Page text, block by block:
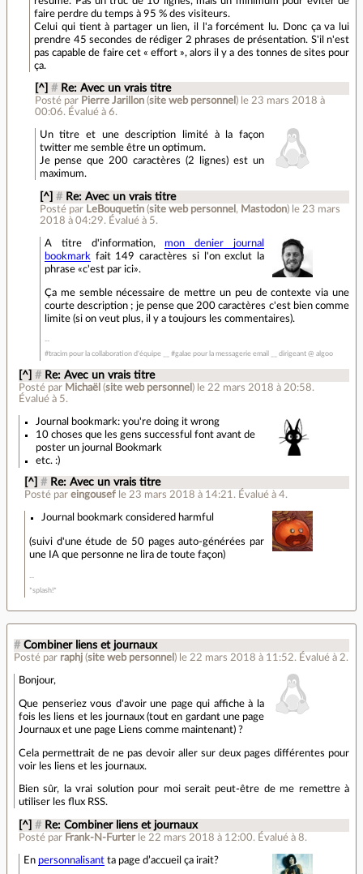
faire perdre du temps à 95 % des visiteurs.
Celui qui tient à partager un lien, il l'a forcément lu. Donc ça va lui
prendre 45 secondes de rédiger 2 phrases de présentation. S'il n'est
pas capable de faire cet « effort », alors il y a des tonnes de sites pour
ça.
[^] # Re: Avec un vrais titre
Posté par Pierre Jarillon(site web personnel ) le 23 mars 2018 à
00:06.Évalué à 6.
Un titre et une description limité à la façon
twitter me semble être un optimum.
Je pense que 200 caractères (2 lignes) est un
maximum.
[^] # Re: Avec un vrais titre
Posté par LeBouquetin(site web personnel , Mastodon) le 23 mars
2018 à 04:29. Évalué à 5.
A titre d'information, mon denier journal
bookmark fait 149 caractères si l'on exclut la
phrase «c'est par ici».
Ça me semble nécessaire de mettre un peu de contexte via une
courte description ; je pense que 200 caractères c'est bien comme
limite (si on veut plus, il y a toujours les commentaires).
#tracim pour la collaboration d'équipe __ #galae pour la messagerie email __ dirigeant @ algoo
[^] # Re: Avec un vrais titre
Posté par Michaël (site web personnel ) le 22 mars 2018 à 20:58.
Évalué à 5.
Journal bookmark: you're doing it wrong
10 choses que les gens successful font avant de
poster un journal Bookmark
etc. :)
[^] # Re: Avec un vrais titre
Posté par eingousef le 23 mars 2018 à 14:21 . Évalué à 4.
Journal bookmark considered harmful
(suivi d'une étude de 50 pages auto-générées par
une IA que personne ne lira de toute façon)
*splash!*
# Combiner liens et journaux
Posté par raphj (site web personnel ) le 22 mars 2018 à 11:52. Évalué à 2.
Bonjour,
Que penseriez vous d'avoir une page qui affiche à la
fois les liens et les journaux (tout en gardant une page
Journaux et une page Liens comme maintenant) ?
Cela permettrait de ne pas devoir aller sur deux pages différentes pour
voir les liens et les journaux.
Bien sûr, la vrai solution pour moi serait peut-être de me remettre à
utiliser les flux RSS.
[^] # Re: Combiner liens et journaux
Posté par Frank-N-Furter le 22 mars 2018 à 12:00. Évalué à8.
En personnalisant ta page d’accueil ça irait?